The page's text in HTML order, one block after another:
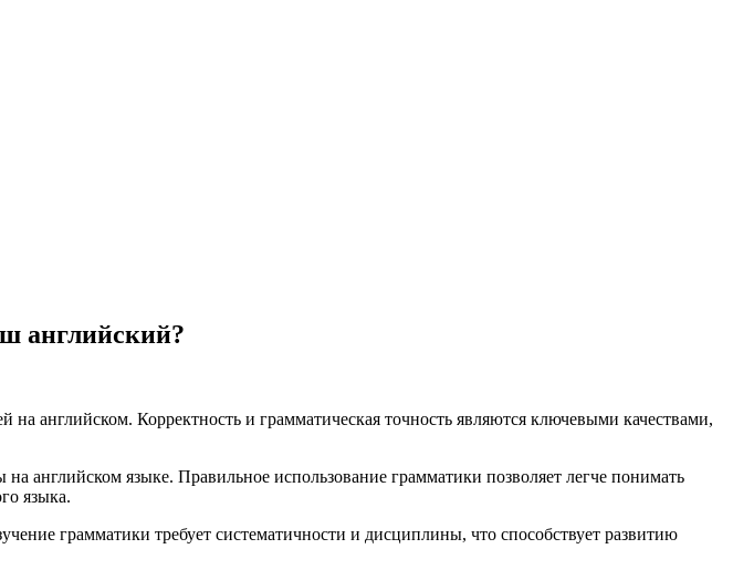
английский?
английском. Корректность и грамматическая точность являются ключевыми качествами,
английском языке. Правильное использование грамматики позволяет легче понимать
языка.
грамматики требует систематичности и дисциплины, что способствует развитию